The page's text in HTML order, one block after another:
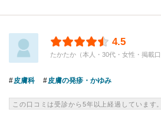
4.5
たかたか（本人・30代・女性・掲載口
皮膚科 皮膚の発疹・かゆみ
この口コミは受診から5年以上経過しています。